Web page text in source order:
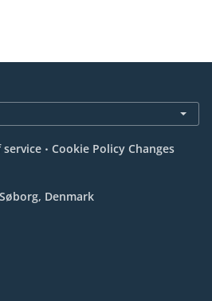
service . Cookie Policy Changes
Denmark